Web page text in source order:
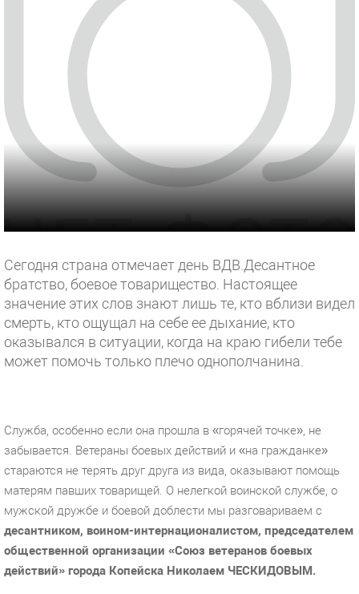
Сегодня страна отмечает день ВДВ. Десантное
братство, боевое товарищество. Настоящее
значение этих слов знают лишь те, кто вблизи видел
смерть, кто ощущал на себе ее дыхание, кто
оказывался в ситуации, когда на краю гибели тебе
может помочь только плечо однополчанина.
Служба, особенно если она прошла в «горячей точке», не
забывается. Ветераны боевых действий и «на гражданке»
стараются не терять друг друга из вида, оказывают помощь
матерям павших товарищей. О нелегкой воинской службе, о
мужской дружбе и боевой доблести мы разговариваем с
десантником, воином-интернационалистом, председателем
общественной организации «Союз ветеранов боевых
действий» города Копейска Николаем ЧЕСКИДОВЫМ.